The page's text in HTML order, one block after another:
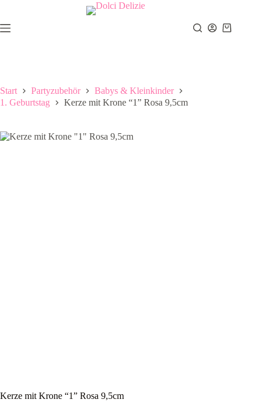
springen
Warenkorb
Start Partyzubehör
Babys & Kleinkinder
1. Geburtstag
Kerze mit Krone “1” Rosa 9,5cm
Kerze mit Krone “1” Rosa 9,5cm